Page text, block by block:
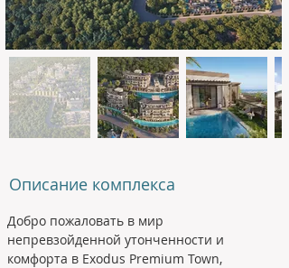
Описание комплекса
Добро пожаловать в мир
непревзойденной утонченности и
комфорта в Exodus Premium Town,